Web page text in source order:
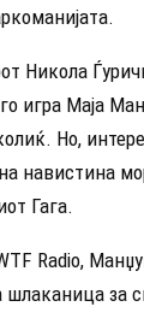
Никола
игра Маја
Но,
навистина
Гага.
Radio,
за